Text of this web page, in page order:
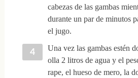
cabezas de las gambas
durante un par de minutos
el jugo.
Una vez las gambas estén
olla 2 litros de agua y el
rape, el hueso de mero, la